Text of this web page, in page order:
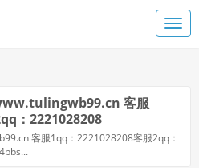
客服
：2221028208
客服1qq：2221028208客服2qq：